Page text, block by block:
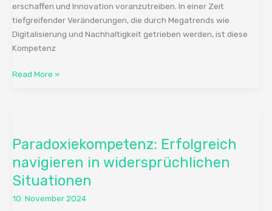
erschaffen und Innovation voranzutreiben. In einer Zeit
tiefgreifender Veränderungen, die durch Megatrends wie
Digitalisierung und Nachhaltigkeit getrieben werden, ist diese
Kompetenz
Read More »
Paradoxiekompetenz: Erfolgreich
navigieren in widersprüchlichen
Situationen
10. November 2024
navigieren
widersprüchlichen
Situationen